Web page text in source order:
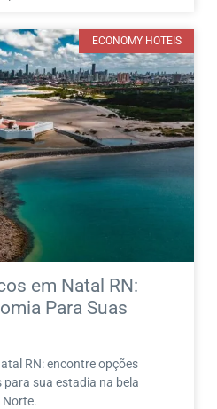
ECONOMY HOTEIS
em Natal RN:
Para Suas
RN: encontre opções
sua estadia na bela